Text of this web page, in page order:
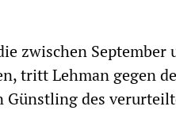
zwischen
tritt Lehman gegen
Günstling des